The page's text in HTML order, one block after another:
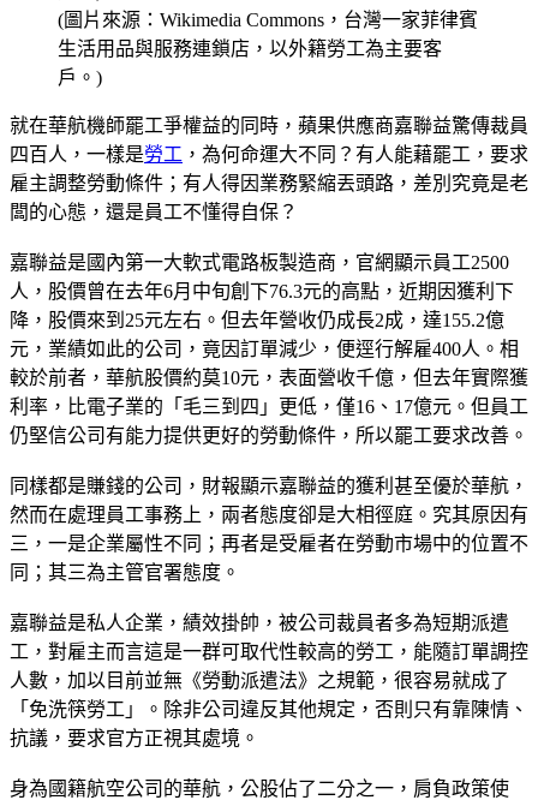
(圖片來源：Wikimedia Commons，台灣一家菲律賓
生活用品與服務連鎖店，以外籍勞工為主要客
戶。)
就在華航機師罷工爭權益的同時，蘋果供應商嘉聯益驚傳裁員
四百人，一樣是勞工 ，為何命運大不同？有人能藉罷工，要求
雇主調整勞動條件；有人得因業務緊縮丟頭路，差別究竟是老
闆的心態，還是員工不懂得自保？
嘉聯益是國內第一大軟式電路板製造商，官網顯示員工2500
人，股價曾在去年6月中旬創下76.3元的高點，近期因獲利下
降，股價來到25元左右。但去年營收仍成長2成，達155.2億
元，業績如此的公司，竟因訂單減少，便逕行解雇400人。相
較於前者，華航股價約莫10元，表面營收千億，但去年實際獲
利率，比電子業的「毛三到四」更低，僅16、17億元。但員工
仍堅信公司有能力提供更好的勞動條件，所以罷工要求改善。
同樣都是賺錢的公司，財報顯示嘉聯益的獲利甚至優於華航，
然而在處理員工事務上，兩者態度卻是大相徑庭。究其原因有
三，一是企業屬性不同；再者是受雇者在勞動市場中的位置不
同；其三為主管官署態度。
嘉聯益是私人企業，績效掛帥，被公司裁員者多為短期派遣
工，對雇主而言這是一群可取代性較高的勞工，能隨訂單調控
人數，加以目前並無《勞動派遣法》之規範，很容易就成了
「免洗筷勞工」。除非公司違反其他規定，否則只有靠陳情、
抗議，要求官方正視其處境。
身為國籍航空公司的華航，公股佔了二分之一，肩負政策使